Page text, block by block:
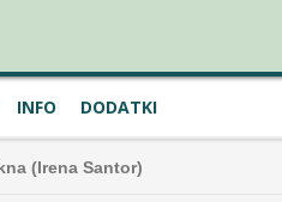
INFO DODATKI
(Irena Santor)